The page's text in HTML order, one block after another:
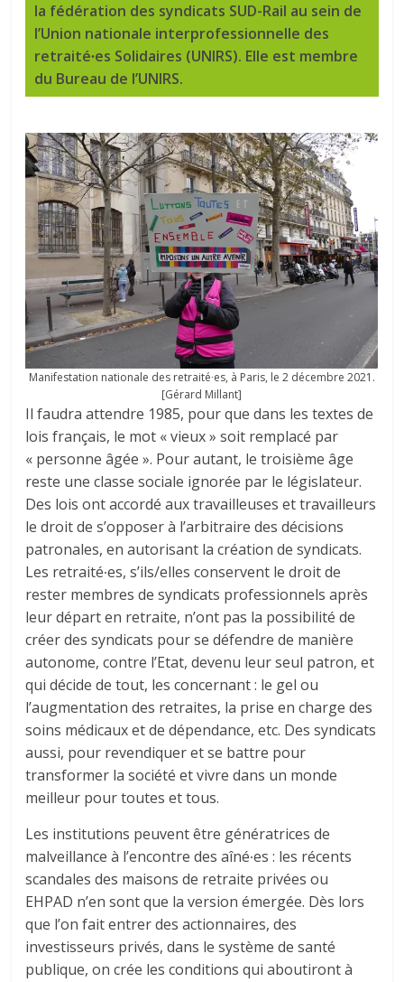
la fédération des syndicats SUD-Rail au sein de
l’Union nationale interprofessionnelle des
retraité∙es Solidaires (UNIRS). Elle est membre
du Bureau de l’UNIRS.
Manifestation nationale des retraité∙es, à Paris, le 2 décembre 2021.
[Gérard Millant]
Il faudra attendre 1985, pour que dans les textes de
lois français, le mot « vieux » soit remplacé par
« personne âgée ». Pour autant, le troisième âge
reste une classe sociale ignorée par le législateur.
Des lois ont accordé aux travailleuses et travailleurs
le droit de s’opposer à l’arbitraire des décisions
patronales, en autorisant la création de syndicats.
Les retraité∙es, s’ils/elles conservent le droit de
rester membres de syndicats professionnels après
leur départ en retraite, n’ont pas la possibilité de
créer des syndicats pour se défendre de manière
autonome, contre l’Etat, devenu leur seul patron, et
qui décide de tout, les concernant : le gel ou
l’augmentation des retraites, la prise en charge des
soins médicaux et de dépendance, etc. Des syndicats
aussi, pour revendiquer et se battre pour
transformer la société et vivre dans un monde
meilleur pour toutes et tous.
Les institutions peuvent être génératrices de
malveillance à l’encontre des aîné∙es : les récents
scandales des maisons de retraite privées ou
EHPAD n’en sont que la version émergée. Dès lors
que l’on fait entrer des actionnaires, des
investisseurs privés, dans le système de santé
publique, on crée les conditions qui aboutiront à